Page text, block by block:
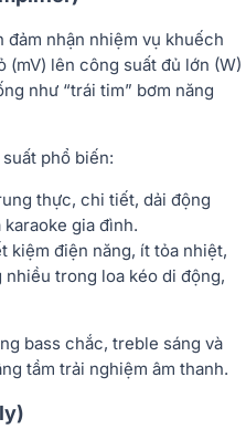
đảm nhận nhiệm vụ khuếch
(mV) lên công suất đủ lớn (W)
như “trái tim” bơm năng
phổ biến:
thực, chi tiết, dải động
gia đình.
kiệm điện năng, ít tỏa nhiệt,
trong loa kéo di động,
bass chắc, treble sáng và
tầm trải nghiệm âm thanh.